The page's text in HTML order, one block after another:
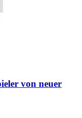
von neuer